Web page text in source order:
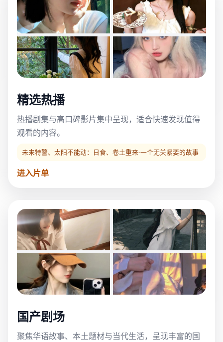
精选热播
热播剧集与高口碑影片集中呈现，适合快速发现值得
观看的内容。
未来特警、太阳不能动：日食、卷土重来-一个无关紧要的故事
进入片单
国产剧场
聚焦华语故事、本土题材与当代生活，呈现丰富的国